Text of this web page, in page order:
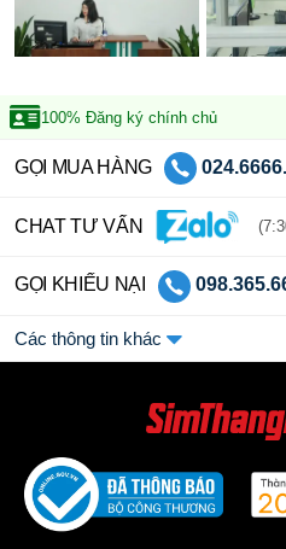
100% Đăng ký chính chủ
GỌI MUA HÀNG
CHAT TƯ VẤN
GỌI KHIẾU NẠI
Các thông tin khác